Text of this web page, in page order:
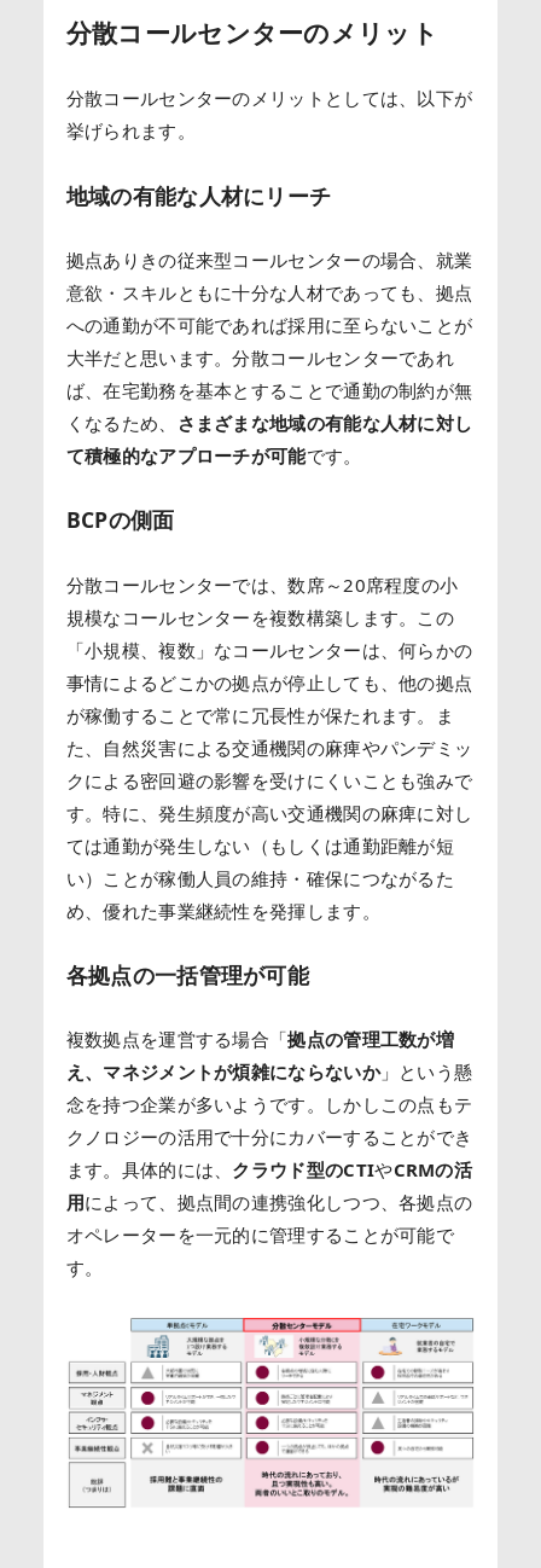
分散コールセンターのメリット
分散コールセンターのメリットとしては、以下が
挙げられます。
地域の有能な人材にリーチ
拠点ありきの従来型コールセンターの場合、就業
意欲・スキルともに十分な人材であっても、拠点
への通勤が不可能であれば採用に至らないことが
大半だと思います。分散コールセンターであれ
ば、在宅勤務を基本とすることで通勤の制約が無
くなるため、
さまざまな地域の有能な人材に対し
て積極的なアプローチが可能です。
BCPの側面
分散コールセンターでは、数席～20席程度の小
規模なコールセンターを複数構築します。この
「小規模、複数」なコールセンターは、何らかの
事情によるどこかの拠点が停止しても、他の拠点
が稼働することで常に冗長性が保たれます。ま
た、自然災害による交通機関の麻痺やパンデミッ
クによる密回避の影響を受けにくいことも強みで
す。特に、発生頻度が高い交通機関の麻痺に対し
ては通勤が発生しない（もしくは通勤距離が短
い）ことが稼働人員の維持・確保につながるた
め、優れた事業継続性を発揮します。
各拠点の一括管理が可能
複数拠点を運営する場合「拠点の管理工数が増
え、マネジメントが煩雑にならないか」という懸
念を持つ企業が多いようです。しかしこの点もテ
クノロジーの活用で十分にカバーすることができ
ます。具体的には、 クラウド型のCTIやCRMの活
用によって、拠点間の連携強化しつつ、各拠点の
オペレーターを一元的に管理することが可能で
す。